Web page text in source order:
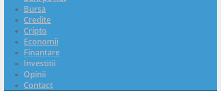
Bursa
Credite
Cripto
Economii
Finantare
Investitii
Opinii
Contact